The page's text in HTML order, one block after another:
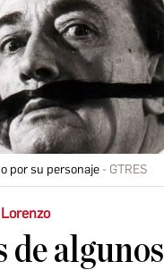
por su personaje GTRES
de algunos